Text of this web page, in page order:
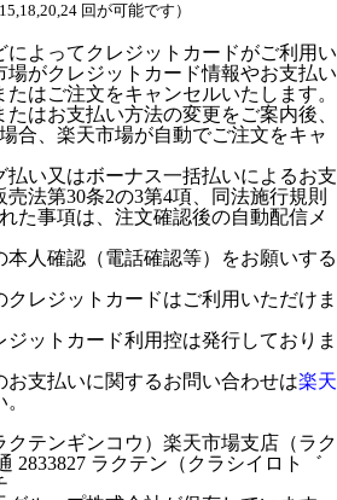
回が可能です）
によってクレジットカードがご利用い
場がクレジットカード情報やお支払い
はご注文をキャンセルいたします。
はお支払い方法の変更をご案内後、
合、楽天市場が自動でご注文をキャ
い又はボーナス一括払いによるお支
法第30条2の3第4項、同法施行規則
た事項は、注文確認後の自動配信メ
人確認（電話確認等）をお願いする
レジットカードはご利用いただけま
ットカード利用控は発行しておりま
支払いに関するお問い合わせは楽天
クテンギンコウ）楽天市場支店（ラク
2833827 ラクテン（クラシイロト゛